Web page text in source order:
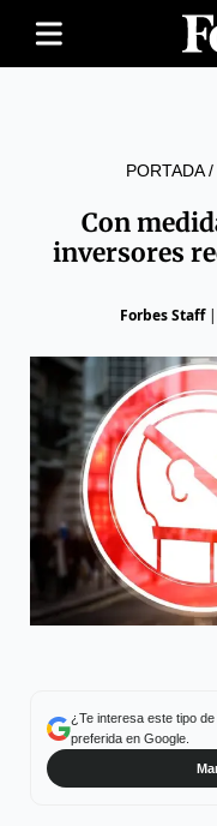
PORTADA/
Con
inversores
Forbes Staff|
¿Te interesa este tipo
preferida en Google.